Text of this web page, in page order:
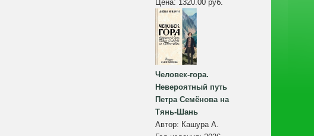
Цена: 1320.00 руб.
Человек-гора.
Невероятный путь
Петра Семёнова на
Тянь-Шань
Автор: Кашура А.